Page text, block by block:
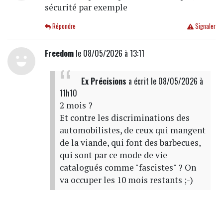
sécurité par exemple
Signaler
Répondre
Freedomle 08/05/2026 à 13:11
Ex Précisions a écrit le 08/05/2026 à
11h10
2 mois ?
Et contre les discriminations des
automobilistes, de ceux qui mangent
de la viande, qui font des barbecues,
qui sont par ce mode de vie
catalogués comme "fascistes" ? On
va occuper les 10 mois restants ;-)